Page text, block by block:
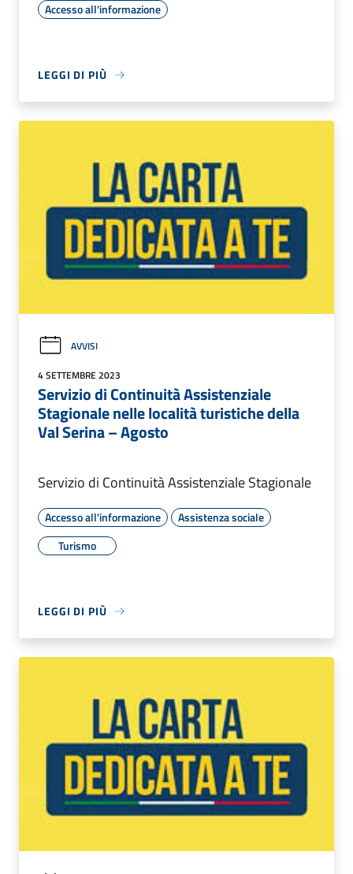
Accesso all'informazione
LEGGI DI PIÙ
AVVISI
4 SETTEMBRE 2023
Servizio di Continuità Assistenziale
Stagionale nelle località turistiche della
Val Serina – Agosto
Servizio di Continuità Assistenziale Stagionale
Accesso all'informazione
Assistenza sociale
Turismo
LEGGI DI PIÙ